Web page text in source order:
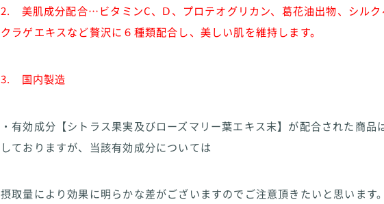
2. 美肌成分配合…ビタミンC、Ⅾ、プロテオグリカン、葛花油出物、シルク
クラゲエキスなど贅沢に６種類配合し、 美しい肌を維持します。
3. 国内製造
・有効成分【シトラス果実及びローズマリー葉エキス末】が配合された商品
しておりますが、当該有効成分については
摂取量により効果に明らかな差がございますのでご注意頂きたいと思います。